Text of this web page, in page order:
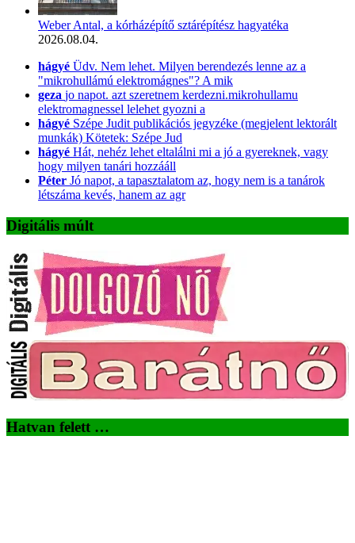
Weber Antal, a kórházépítő sztárépítész hagyatéka
2026.08.04.
hágyé Üdv. Nem lehet. Milyen berendezés lenne az a
"mikrohullámú elektromágnes"? A mik
geza jo napot. azt szeretnem kerdezni.mikrohullamu
elektromagnessel lelehet gyozni a
hágyé Szépe Judit publikációs jegyzéke (megjelent lektorált
munkák) Kötetek: Szépe Jud
hágyé Hát, nehéz lehet eltalálni mi a jó a gyereknek, vagy
hogy milyen tanári hozzááll
Péter Jó napot, a tapasztalatom az, hogy nem is a tanárok
létszáma kevés, hanem az agr
Digitális múlt
Hatvan felett …